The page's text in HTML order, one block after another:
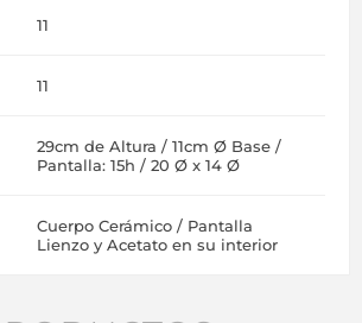
11
11
29cm de Altura / 11cm Ø Base /
Pantalla: 15h / 20 Ø x 14 Ø
Cuerpo Cerámico / Pantalla
Lienzo y Acetato en su interior